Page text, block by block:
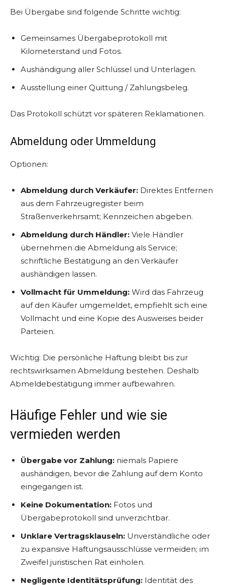
Bei Übergabe sind folgende Schritte wichtig:
Gemeinsames Übergabeprotokoll mit
Kilometerstand und Fotos.
Aushändigung aller Schlüssel und Unterlagen.
Ausstellung einer Quittung / Zahlungsbeleg.
Das Protokoll schützt vor späteren Reklamationen.
Abmeldung oder Ummeldung
Optionen:
Abmeldung durch Verkäufer: Direktes Entfernen
aus dem Fahrzeugregister beim
Straßenverkehrsamt; Kennzeichen abgeben.
Abmeldung durch Händler: Viele Händler
übernehmen die Abmeldung als Service;
schriftliche Bestätigung an den Verkäufer
aushändigen lassen.
Vollmacht für Ummeldung: Wird das Fahrzeug
auf den Käufer umgemeldet, empfiehlt sich eine
Vollmacht und eine Kopie des Ausweises beider
Parteien.
Wichtig: Die persönliche Haftung bleibt bis zur
rechtswirksamen Abmeldung bestehen. Deshalb
Abmeldebestätigung immer aufbewahren.
Häufige Fehler und wie sie
vermieden werden
Übergabe vor Zahlung: niemals Papiere
aushändigen, bevor die Zahlung auf dem Konto
eingegangen ist.
Keine Dokumentation: Fotos und
Übergabeprotokoll sind unverzichtbar.
Unklare Vertragsklauseln: Unverständliche oder
zu expansive Haftungsausschlüsse vermeiden; im
Zweifel juristischen Rat einholen.
Negligente Identitätsprüfung: Identität des